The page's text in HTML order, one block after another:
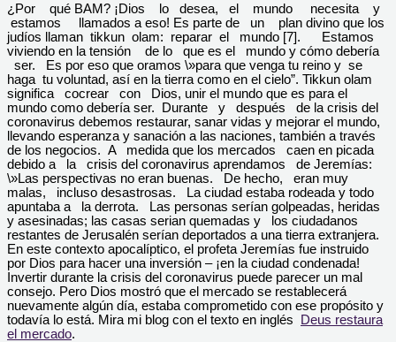
¿Por qué BAM? ¡Dios lo desea, el mundo necesita y
estamos llamados a eso! Es parte de un plan divino que los
judíos llaman tikkun olam: reparar el mundo [7]. Estamos
viviendo en la tensión de lo que es el mundo y cómo debería
ser. Es por eso que oramos \»para que venga tu reino y se
haga tu voluntad, así en la tierra como en el cielo”. Tikkun olam
significa cocrear con Dios, unir el mundo que es para el
mundo como debería ser. Durante y después de la crisis del
coronavirus debemos restaurar, sanar vidas y mejorar el mundo,
llevando esperanza y sanación a las naciones, también a través
de los negocios. A medida que los mercados caen en picada
debido a la crisis del coronavirus aprendamos de Jeremías:
\»Las perspectivas no eran buenas. De hecho, eran muy
malas, incluso desastrosas. La ciudad estaba rodeada y todo
apuntaba a la derrota. Las personas serían golpeadas, heridas
y asesinadas; las casas serian quemadas y los ciudadanos
restantes de Jerusalén serían deportados a una tierra extranjera.
En este contexto apocalíptico, el profeta Jeremías fue instruido
por Dios para hacer una inversión – ¡en la ciudad condenada!
Invertir durante la crisis del coronavirus puede parecer un mal
consejo. Pero Dios mostró que el mercado se restablecerá
nuevamente algún día, estaba comprometido con ese propósito y
todavía lo está. Mira mi blog con el texto en inglés
Deus restaura
el mercado.